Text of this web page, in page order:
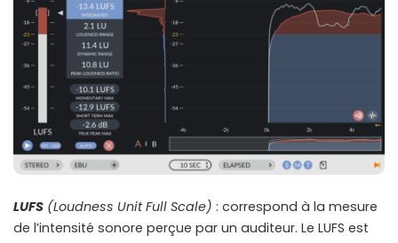
LUFS (Loudness Unit Full Scale) : correspond à la mesure
de l’intensité sonore perçue par un auditeur. Le LUFS est